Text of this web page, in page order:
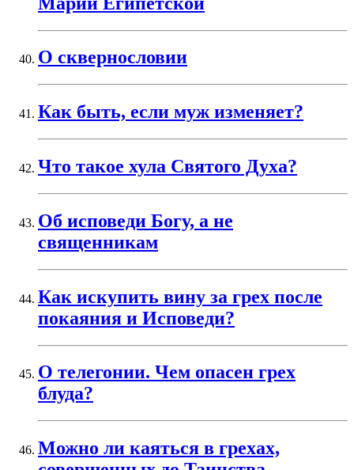
О сквернословии
Как быть, если муж изменяет?
Что такое хула Святого Духа?
Об исповеди Богу, а не
священникам
Как искупить вину за грех после
покаяния и Исповеди?
О телегонии. Чем опасен грех
блуда?
Можно ли каяться в грехах,